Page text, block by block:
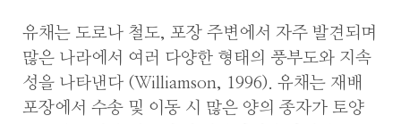
유채는 도로나 철도, 포장 주변에서 자주 발견되며
많은 나라에서 여러 다양한 형태의 풍부도와 지속
성을 나타낸다 (Williamson, 1996). 유채는 재배
포장에서 수송 및 이동 시 많은 양의 종자가 토양